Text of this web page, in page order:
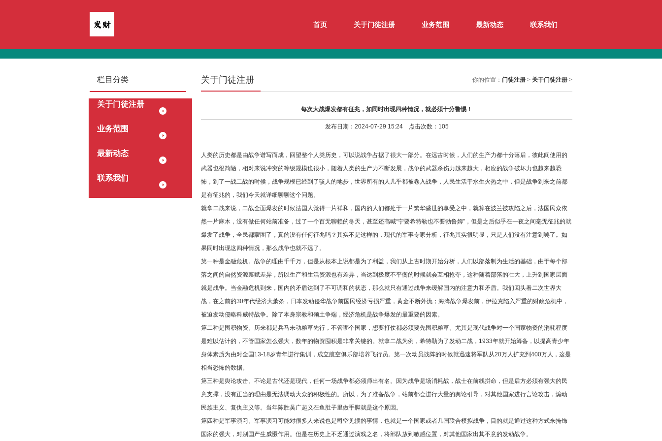
首页 关于门徒注册 业务范围 最新动态 联系我们
栏目分类
关于门徒注册
业务范围
最新动态
联系我们
你的位置： 门徒注册 > 关于门徒注册 >
关于门徒注册
每次大战爆发都有征兆，如同时出现四种情况，就必须十分警惕！
发布日期：2024-07-29 15:24 点击次数：105
人类的历史都是由战争谱写而成，回望整个人类历史，可以说战争占据了很大一部分。在远古时候，人们的生产力都十分落后，彼此间使用的
武器也很简陋，相对来说冲突的等级规模也很小，随着人类的生产力不断发展，战争的武器杀伤力越来越大，相应的战争破坏力也越来越恐
怖，到了一战二战的时候，战争规模已经到了骇人的地步，世界所有的人几乎都被卷入战争，人民生活于水生火热之中，但是战争到来之前都
是有征兆的，我们今天就详细聊聊这个问题。
就拿二战来说，二战全面爆发的时候法国人觉得一片祥和，国内的人们都处于一片繁华盛世的享受之中，就算在波兰被攻陷之后，法国民众依
然一片麻木，没有做任何站前准备，过了一个百无聊赖的冬天，甚至还高喊“宁要希特勒也不要勃鲁姆”，但是之后似乎在一夜之间毫无征兆的就
爆发了战争，全民都蒙圈了，真的没有任何征兆吗？其实不是这样的，现代的军事专家分析，征兆其实很明显，只是人们没有注意到罢了。如
果同时出现这四种情况，那么战争也就不远了。
第一种是金融危机。战争的理由千千万，但是从根本上说都是为了利益，我们从上古时期开始分析，人们以部落制为生活的基础，由于每个部
落之间的自然资源禀赋差异，所以生产和生活资源也有差异，当达到极度不平衡的时候就会互相抢夺，这种随着部落的壮大，上升到国家层面
就是战争。当金融危机到来，国内的矛盾达到了不可调和的状态，那么就只有通过战争来缓解国内的注意力和矛盾。我们回头看二次世界大
战，在之前的30年代经济大萧条，日本发动侵华战争前国民经济亏损严重，黄金不断外流；海湾战争爆发前，伊拉克陷入严重的财政危机中，
被迫发动侵略科威特战争。除了本身宗教和领土争端，经济危机是战争爆发的最重要的因素。
第二种是囤积物资。历来都是兵马未动粮草先行，不管哪个国家，想要打仗都必须要先囤积粮草。尤其是现代战争对一个国家物资的消耗程度
是难以估计的，不管国家怎么强大，数年的物资囤积是非常关键的。就拿二战为例，希特勒为了发动二战，1933年就开始筹备，以提高青少年
身体素质为由对全国13-18岁青年进行集训，成立航空俱乐部培养飞行员。第一次动员战阵的时候就迅速将军队从20万人扩充到400万人，这是
相当恐怖的数据。
第三种是舆论攻击。不论是古代还是现代，任何一场战争都必须师出有名。因为战争是场消耗战，战士在前线拼命，但是后方必须有强大的民
意支撑，没有正当的理由是无法调动大众的积极性的。所以，为了准备战争，站前都会进行大量的舆论引导，对其他国家进行言论攻击，煽动
民族主义、复仇主义等。当年陈胜吴广起义在鱼肚子里做手脚就是这个原因。
第四种是军事演习。军事演习可能对很多人来说也是司空见惯的事情，也就是一个国家或者几国联合模拟战争，目的就是通过这种方式来掩饰
国家的强大，对别国产生威慑作用。但是在历史上不乏通过演戏之名，将部队放到敏感位置，对其他国家出其不意的发动战争。